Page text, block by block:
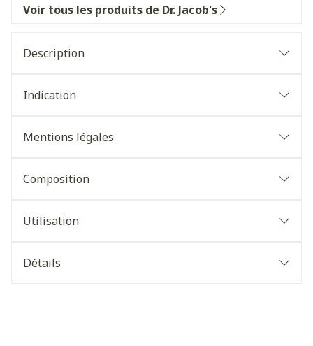
Voir tous les produits de Dr. Jacob's
Description
Indication
Mentions légales
Composition
Utilisation
Détails